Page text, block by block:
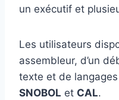
un exécutif et
Les utilisateurs
assembleur, d’un
texte et de
SNOBOL et CAL.